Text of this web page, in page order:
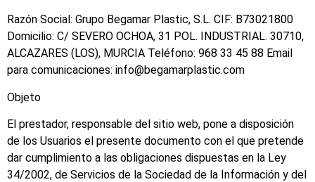
Razón Social: Grupo Begamar Plastic, S.L. CIF: B73021800
Domicilio: C/ SEVERO OCHOA, 31 POL. INDUSTRIAL. 30710,
ALCAZARES (LOS), MURCIA Teléfono: 968 33 45 88 Email
para comunicaciones: info@begamarplastic.com
Objeto
El prestador, responsable del sitio web, pone a disposición
de los Usuarios el presente documento con el que pretende
dar cumplimiento a las obligaciones dispuestas en la Ley
34/2002, de Servicios de la Sociedad de la Información y del